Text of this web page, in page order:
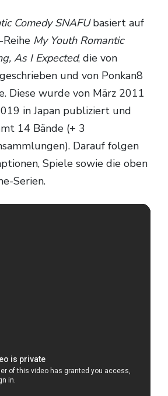
Comedy SNAFUbasiert auf
My Youth Romantic
As I Expected, die von
und von Ponkan8
Diese wurde von März 2011
in Japan publiziert und
14 Bände (+ 3
Darauf folgen
Spiele sowie die oben
Serien.